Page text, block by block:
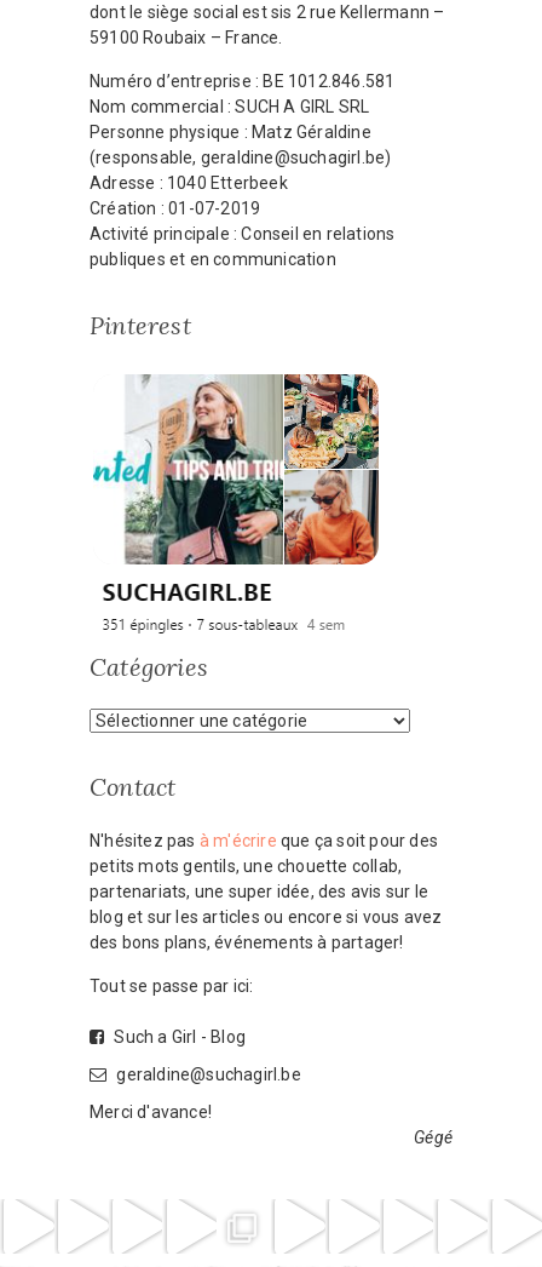
dont le siège social est sis 2 rue Kellermann –
59100 Roubaix – France.
Numéro d’entreprise : BE 1012.846.581
Nom commercial : SUCH A GIRL SRL
Personne physique : Matz Géraldine
(responsable, geraldine@suchagirl.be)
Adresse : 1040 Etterbeek
Création : 01-07-2019
Activité principale : Conseil en relations
publiques et en communication
Pinterest
Catégories
Catégories
Contact
N'hésitez pas à m'écrire que ça soit pour des
petits mots gentils, une chouette collab,
partenariats, une super idée, des avis sur le
blog et sur les articles ou encore si vous avez
des bons plans, événements à partager!
Tout se passe par ici:
Such a Girl - Blog
geraldine@suchagirl.be
Merci d'avance!
Gégé